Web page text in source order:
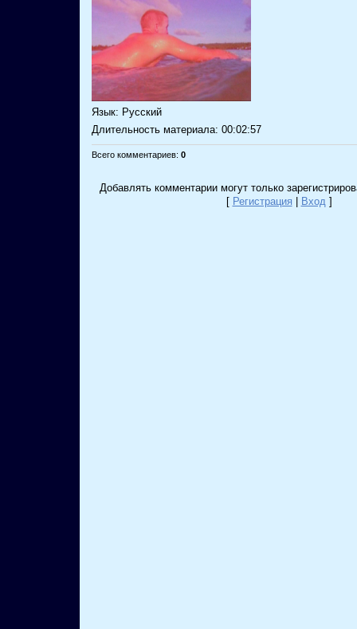
Язык: Русский
Длительность материала: 00:02:57
Всего комментариев: 0
Добавлять комментарии могут только
[ Регистрация | Вход ]